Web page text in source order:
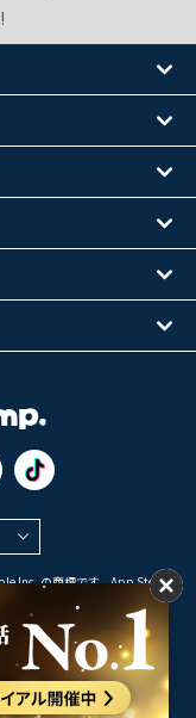
Inc. の商標です。App Store は
。
す。
会話